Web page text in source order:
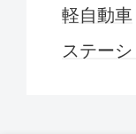
軽自動車
ステー